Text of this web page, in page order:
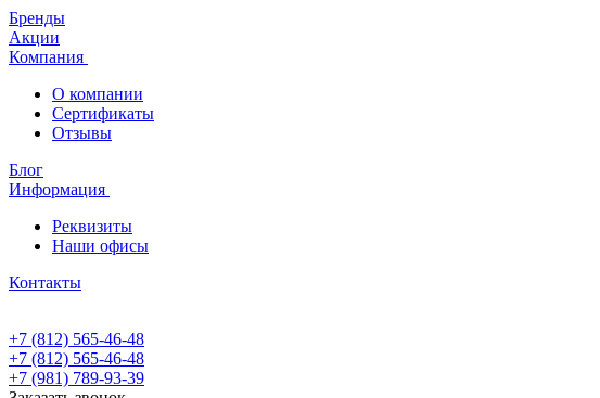
Бренды
Акции
Компания
О компании
Сертификаты
Отзывы
Блог
Информация
Реквизиты
Наши офисы
Контакты
+7 (812) 565-46-48
+7 (812) 565-46-48
+7 (981) 789-93-39